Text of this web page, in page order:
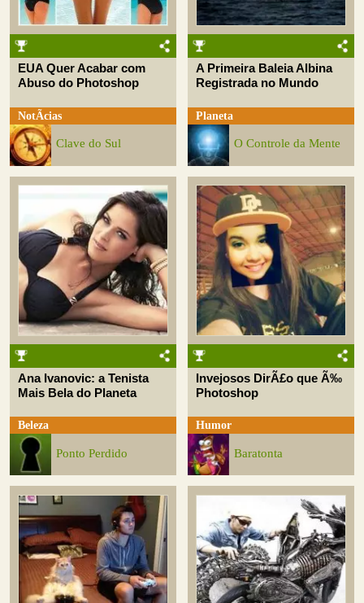
EUA Quer Acabar com
Abuso do Photoshop
NotÃ­cias
Clave do Sul
A Primeira Baleia Albina
Registrada no Mundo
Planeta
O Controle da Mente
Ana Ivanovic: a Tenista
Mais Bela do Planeta
Beleza
Ponto Perdido
Invejosos DirÃ£o que Ã‰
Photoshop
Humor
Baratonta